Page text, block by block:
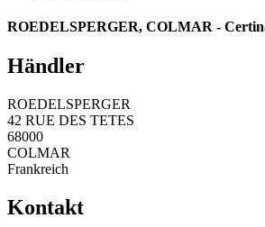
ROEDELSPERGER, COLMAR -
Händler
ROEDELSPERGER
42 RUE DES TETES
68000
COLMAR
Frankreich
Kontakt